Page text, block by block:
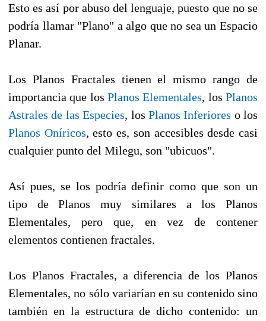
Esto es así por abuso del lenguaje, puesto que no se
podría llamar "Plano" a algo que no sea un Espacio
Planar.
Los Planos Fractales tienen el mismo rango de
importancia que los Planos Elementales, losPlanos
Astrales de las Especies, los Planos Inferiores o los
Planos Oníricos, esto es, son accesibles desde casi
cualquier punto del Milegu, son "ubicuos".
Así pues, se los podría definir como que son un
tipo de Planos muy similares a los Planos
Elementales, pero que, en vez de contener
elementos contienen fractales.
Los Planos Fractales, a diferencia de los Planos
Elementales, no sólo variarían en su contenido sino
también en la estructura de dicho contenido: un